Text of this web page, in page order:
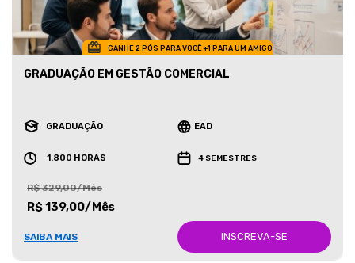
GANHE 2 PÓS PARA VOCÊ +1 PARA UM AMIGO
GRADUAÇÃO EM GESTÃO COMERCIAL
GRADUAÇÃO EAD
1.800 HORAS 4 SEMESTRES
R$ 329,00/Mês
R$ 139,00/Mês
SAIBA MAIS INSCREVA-SE